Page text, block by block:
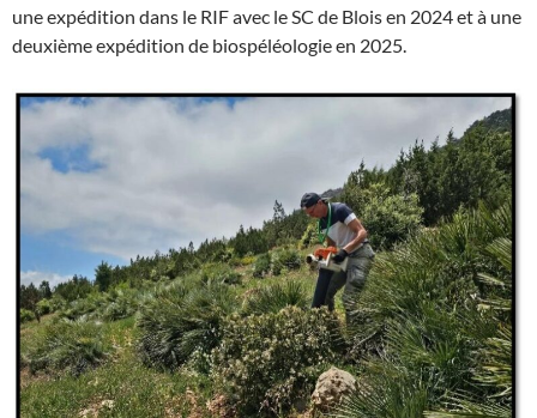
une expédition dans le RIF avec le SC de Blois en 2024 et à une
deuxième expédition de biospéléologie en 2025.